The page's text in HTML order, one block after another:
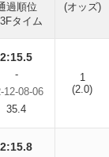
過順位
タイム
(オッズ)
2:15.5
-
12-08-06
35.4
1
(2.0)
2:15.8